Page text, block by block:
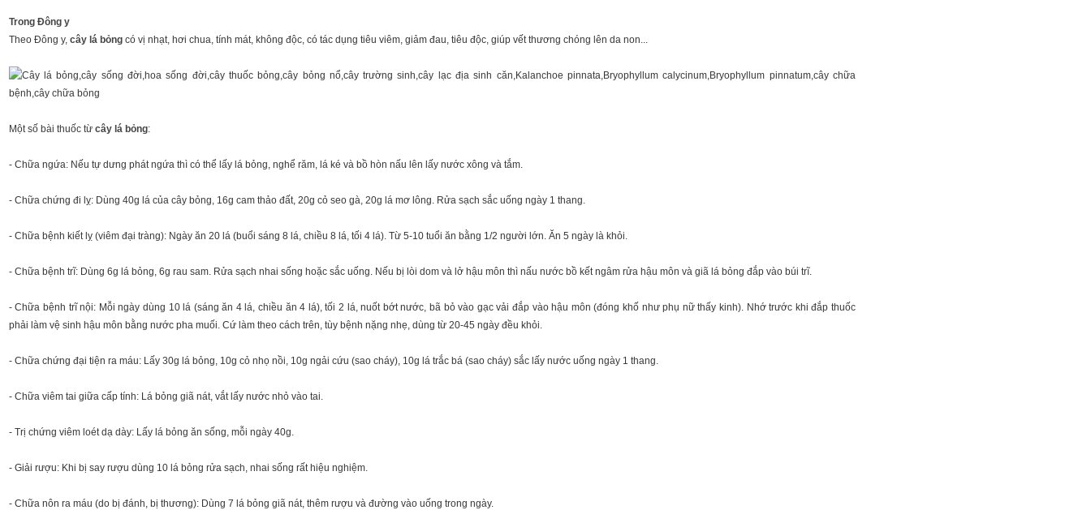
Trong Đông y
Theo Đông y, cây lá bỏngcó vị nhạt, hơi chua, tính mát, không độc, có tác dụng tiêu viêm, giảm đau, tiêu độc, giúp vết thương chóng lên da non...
Một số bài thuốc từ cây lá bỏng:
- Chữa ngứa: Nếu tự dưng phát ngứa thì có thể lấy lá bỏng, nghể răm, lá ké và bồ hòn nấu lên lấy nước xông và tắm.
- Chữa chứng đi lỵ: Dùng 40g lá của cây bỏng, 16g cam thảo đất, 20g cỏ seo gà, 20g lá mơ lông. Rửa sạch sắc uống ngày 1 thang.
- Chữa bệnh kiết lỵ (viêm đại tràng): Ngày ăn 20 lá (buổi sáng 8 lá, chiều 8 lá, tối 4 lá). Từ 5-10 tuổi ăn bằng 1/2 người lớn. Ăn 5 ngày là khỏi.
- Chữa bệnh trĩ: Dùng 6g lá bỏng, 6g rau sam. Rửa sạch nhai sống hoặc sắc uống. Nếu bị lòi dom và lở hậu môn thì nấu nước bồ kết ngâm rửa hậu môn và giã lá bỏng đắp vào búi trĩ.
- Chữa bệnh trĩ nội: Mỗi ngày dùng 10 lá (sáng ăn 4 lá, chiều ăn 4 lá), tối 2 lá, nuốt bớt nước, bã bỏ vào gạc vải đắp vào hậu môn (đóng khố như phụ nữ thấy kinh). Nhớ trước khi đắp thuốc
phải làm vệ sinh hậu môn bằng nước pha muối. Cứ làm theo cách trên, tùy bệnh nặng nhẹ, dùng từ 20-45 ngày đều khỏi.
- Chữa chứng đại tiện ra máu: Lấy 30g lá bỏng, 10g cỏ nhọ nồi, 10g ngải cứu (sao cháy), 10g lá trắc bá (sao cháy) sắc lấy nước uống ngày 1 thang.
- Chữa viêm tai giữa cấp tính: Lá bỏng giã nát, vắt lấy nước nhỏ vào tai.
- Trị chứng viêm loét dạ dày: Lấy lá bỏng ăn sống, mỗi ngày 40g.
- Giải rượu: Khi bị say rượu dùng 10 lá bỏng rửa sạch, nhai sống rất hiệu nghiệm.
- Chữa nôn ra máu (do bị đánh, bị thương): Dùng 7 lá bỏng giã nát, thêm rượu và đường vào uống trong ngày.